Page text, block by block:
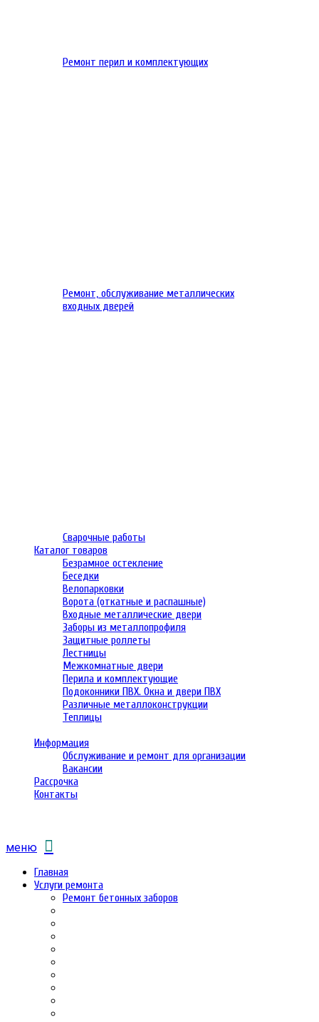
Ремонт перил и комплектующих
Ремонт, обслуживание металлических
входных дверей
Сварочные работы
Каталог товаров
Безрамное остекление
Беседки
Велопарковки
Ворота (откатные и распашные)
Входные металлические двери
Заборы из металлопрофиля
Защитные роллеты
Лестницы
Межкомнатные двери
Перила и комплектующие
Подоконники ПВХ. Окна и двери ПВХ
Различные металлоконструкции
Теплицы
Информация
Обслуживание и ремонт для организации
Вакансии
Рассрочка
Контакты
меню
Главная
Услуги ремонта
Ремонт бетонных заборов